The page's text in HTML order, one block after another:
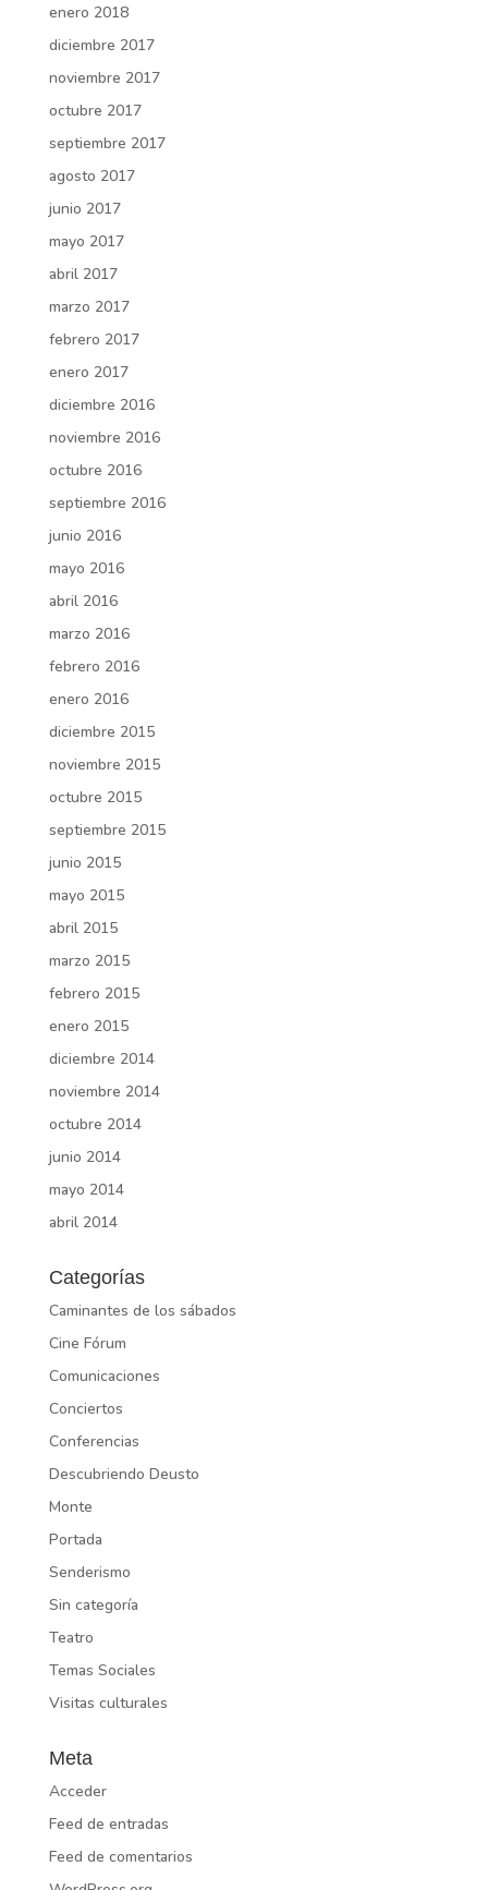
enero 2018
diciembre 2017
noviembre 2017
octubre 2017
septiembre 2017
agosto 2017
junio 2017
mayo 2017
abril 2017
marzo 2017
febrero 2017
enero 2017
diciembre 2016
noviembre 2016
octubre 2016
septiembre 2016
junio 2016
mayo 2016
abril 2016
marzo 2016
febrero 2016
enero 2016
diciembre 2015
noviembre 2015
octubre 2015
septiembre 2015
junio 2015
mayo 2015
abril 2015
marzo 2015
febrero 2015
enero 2015
diciembre 2014
noviembre 2014
octubre 2014
junio 2014
mayo 2014
abril 2014
Categorías
Caminantes de los sábados
Cine Fórum
Comunicaciones
Conciertos
Conferencias
Descubriendo Deusto
Monte
Portada
Senderismo
Sin categoría
Teatro
Temas Sociales
Visitas culturales
Meta
Acceder
Feed de entradas
Feed de comentarios